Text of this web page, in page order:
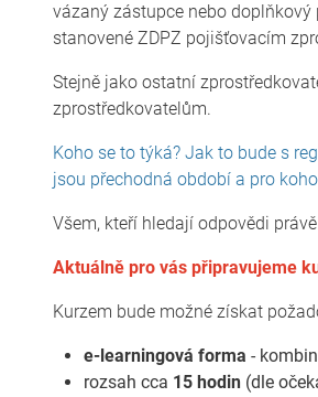
vázaný zástupce nebo
stanovené ZDPZ pojišťovacím
Stejně jako ostatní
zprostředkovatelům.
Koho se to týká? Jak to bude s
jsou přechodná období a pro
Všem, kteří hledají odpovědi
Aktuálně pro vás připravujeme
Kurzem bude možné získat
e-learningová forma -
rozsah cca 15 hodin (dle